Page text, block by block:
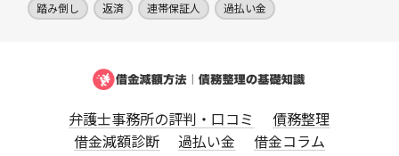
踏み倒し
返済 連帯保証人 過払い金
弁護士事務所の評判・口コミ
債務整理
借金減額診断
過払い金
借金コラム